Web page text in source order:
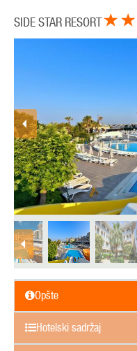
SIDE STAR RESORT
Opšte
Hotelski sadržaj